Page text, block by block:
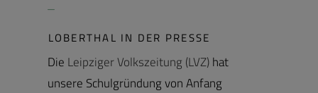
LOBERTHAL IN DER PRESSE
Die Leipziger Volkszeitung (LVZ)hat
unsere Schulgründung von Anfang